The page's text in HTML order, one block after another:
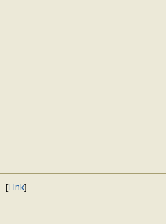
[Link]